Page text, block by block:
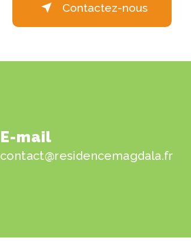
Contactez-nous
E-mail
contact@residencemagdala.fr